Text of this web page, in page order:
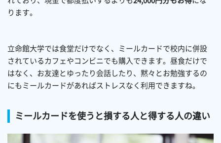
ります。
立命館大学では食堂だけでなく、ミールカードで校内に併設
されているカフェやコンビニでも購入できます。昼食だけで
はなく、お友達とゆったり会話したり、黙々とお勉強するの
にもミールカードがあればストレスなく利用できますね。
ミールカードを使うと損する人と得する人の違い